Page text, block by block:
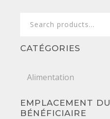
CATÉGORIES
Alimentation
EMPLACEMENT DU
BÉNÉFICIAIRE